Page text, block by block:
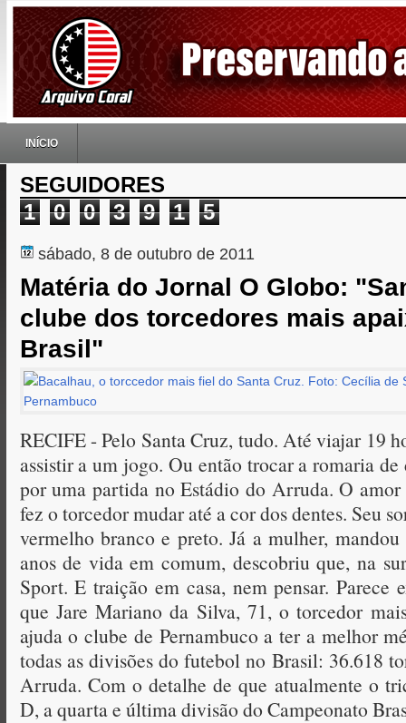
INÍCIO
SEGUIDORES
1
0 0 3 9 1 5
sábado, 8 de outubro de 2011
Matéria do Jornal O Globo:
clube dos torcedores mais
Brasil"
RECIFE - Pelo Santa Cruz, tudo. Até viajar 19
assistir a um jogo. Ou então trocar a romaria
por uma partida no Estádio do Arruda. O
fez o torcedor mudar até a cor dos dentes. Seu
vermelho branco e preto. Já a mulher,
anos de vida em comum, descobriu que, na
Sport. E traição em casa, nem pensar. Parece
que Jare Mariano da Silva, 71, o torcedor
ajuda o clube de Pernambuco a ter a melhor
todas as divisões do futebol no Brasil: 36.618
Arruda. Com o detalhe de que atualmente o
D, a quarta e última divisão do Campeonato